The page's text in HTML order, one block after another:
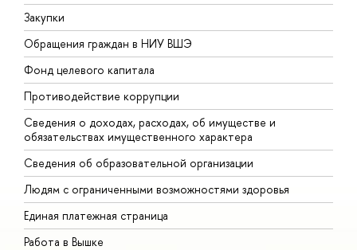
Закупки
Обращения граждан в НИУ ВШЭ
Фонд целевого капитала
Противодействие коррупции
Сведения о доходах, расходах, об имуществе и
обязательствах имущественного характера
Сведения об образовательной организации
Людям с ограниченными возможностями здоровья
Единая платежная страница
Работа в Вышке